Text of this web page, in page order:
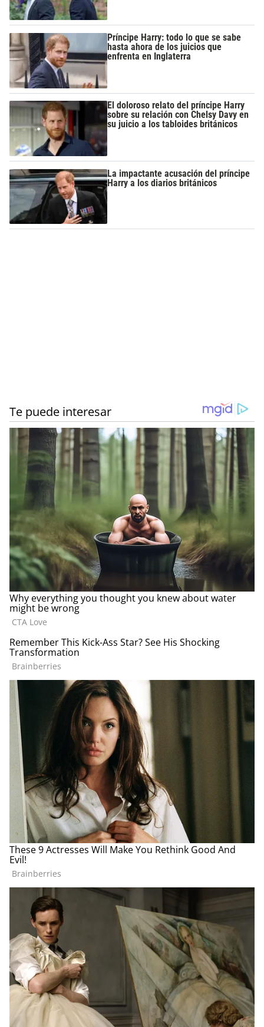
Príncipe Harry: todo lo que se sabe
hasta ahora de los juicios que
enfrenta en Inglaterra
El doloroso relato del príncipe Harry
sobre su relación con Chelsy Davy en
su juicio a los tabloides británicos
La impactante acusación del príncipe
Harry a los diarios británicos